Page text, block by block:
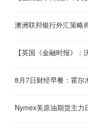
8月7日财经早餐：霍尔
Nymex美原油期货主